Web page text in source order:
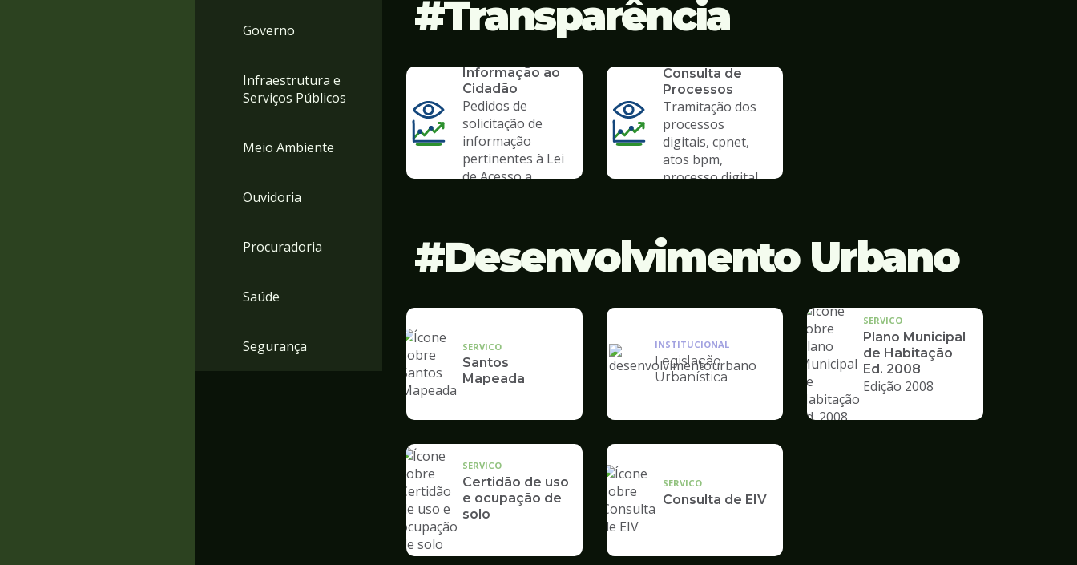
Governo
Infraestrutura e
Serviços Públicos
Meio Ambiente
Ouvidoria
Procuradoria
Saúde
Segurança
Transparência
Informação ao
Cidadão
Pedidos de
solicitação de
informação
pertinentes à Lei
de Acesso a
Consulta de
Processos
Tramitação dos
processos
digitais, cpnet,
atos bpm,
processo digital
Desenvolvimento Urbano
SERVICO
Santos
Mapeada
Ilustração
de
Desenvolvimento
INSTITUCIONAL
Legislação
Urbanística
SERVICO
Plano Municipal
de Habitação
Ed. 2008
Edição 2008
SERVICO
Certidão de uso
e ocupação de
solo
SERVICO
Consulta de EIV